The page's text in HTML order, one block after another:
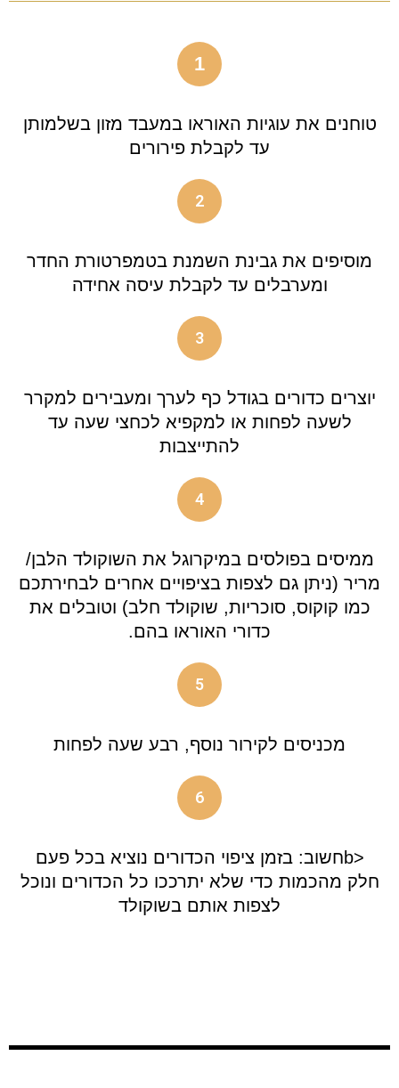
1
טוחנים את עוגיות האוראו במעבד מזון בשלמותן
עד לקבלת פירורים
2
מוסיפים את גבינת השמנת בטמפרטורת החדר
ומערבלים עד לקבלת עיסה אחידה
3
יוצרים כדורים בגודל כף לערך ומעבירים למקרר
לשעה לפחות או למקפיא לכחצי שעה עד
להתייצבות
4
ממיסים בפולסים במיקרוגל את השוקולד הלבן/
מריר (ניתן גם לצפות בציפויים אחרים לבחירתכם
כמו קוקוס, סוכריות, שוקולד חלב) וטובלים את
כדורי האוראו בהם.
5
מכניסים לקירור נוסף, רבע שעה לפחות
6
<bחשוב: בזמן ציפוי הכדורים נוציא בכל פעם
חלק מהכמות כדי שלא יתרככו כל הכדורים ונוכל
לצפות אותם בשוקולד